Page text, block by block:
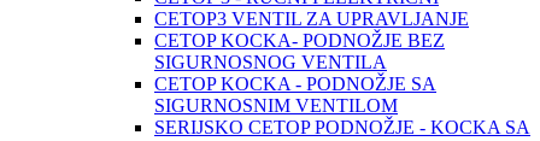
CETOP3 VENTIL ZA UPRAVLJANJE
CETOP KOCKA- PODNOŽJE BEZ
SIGURNOSNOG VENTILA
CETOP KOCKA - PODNOŽJE SA
SIGURNOSNIM VENTILOM
SERIJSKO CETOP PODNOŽJE - KOCKA SA